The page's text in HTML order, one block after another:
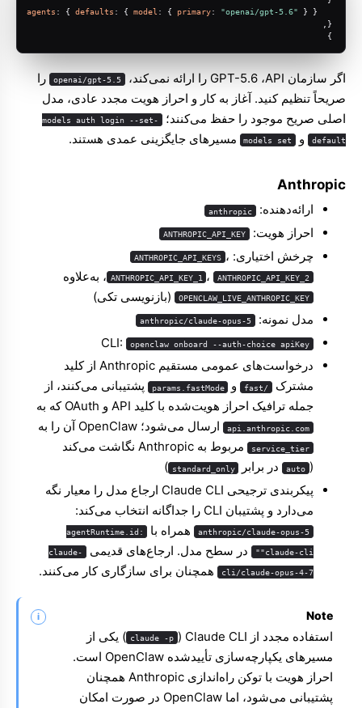
agents : { defaults : { model : { primary: "openai/gpt-5.6" } }
},
}
اگر سازمان API، ‏GPT-5.6 را ارائه نمی‌کند، openai/gpt-5.5 را
صریحاً تنظیم کنید. آغاز به کار و احراز هویت مجدد عادی، مدل
اصلی صریح موجود را حفظ می‌کنند؛
models auth login --set-
default و models set مسیرهای جایگزینی عمدی هستند.
Anthropic
ارائه‌دهنده: anthropic
احراز هویت: ANTHROPIC_API_KEY
چرخش اختیاری: ANTHROPIC_API_KEYS ،
ANTHROPIC_API_KEY_1 ، ANTHROPIC_API_KEY_2 ، به‌علاوه
OPENCLAW_LIVE_ANTHROPIC_KEY (بازنویسی تکی)
مدل نمونه:
anthropic/claude-opus-5
CLI: openclaw onboard --auth-choice apiKey
درخواست‌های عمومی مستقیم Anthropic از کلید
مشترک
/fast و params.fastMode
پشتیبانی می‌کنند، از
جمله ترافیک احراز هویت‌شده با کلید API و OAuth که به
api.anthropic.com ارسال می‌شود؛ OpenClaw آن را به
service_tier
مربوط به Anthropic نگاشت می‌کند
(
auto در برابر standard_only
)
پیکربندی ترجیحی Claude CLI ارجاع مدل را معیار نگه
می‌دارد و پشتیبان CLI را جداگانه انتخاب می‌کند:
anthropic/claude-opus-5 همراه با agentRuntime.id:
"claude-cli" در سطح مدل. ارجاع‌های قدیمی claude-
cli/claude-opus-4-7 همچنان برای سازگاری کار می‌کنند.
Note
استفاده مجدد از Claude CLI‏ ( claude -p ) یکی از
مسیرهای یکپارچه‌سازی تأییدشده OpenClaw است.
احراز هویت با توکن راه‌اندازی Anthropic همچنان
پشتیبانی می‌شود، اما OpenClaw در صورت امکان